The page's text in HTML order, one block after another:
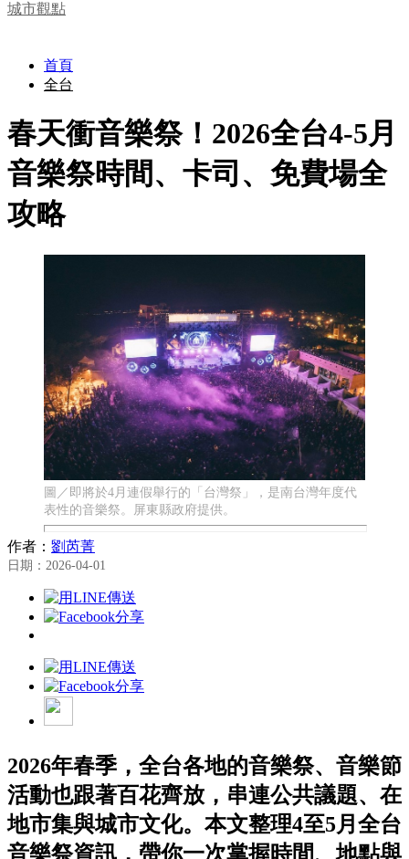
城市觀點
首頁
全台
春天衝音樂祭！2026全台4-5月
音樂祭時間、卡司、免費場全
攻略
圖／即將於4月連假舉行的「台灣祭」，是南台灣年度代
表性的音樂祭。屏東縣政府提供。
作者： 劉芮菁
日期：2026-04-01
2026年春季，全台各地的音樂祭、音樂節
活動也跟著百花齊放，串連公共議題、在
地市集與城市文化。本文整理4至5月全台
音樂祭資訊，帶你一次掌握時間、地點與